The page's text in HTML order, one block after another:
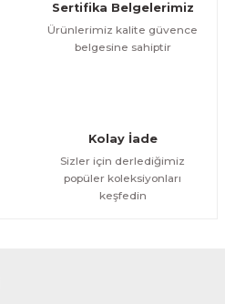
Sertifika Belgelerimiz
Ürünlerimiz kalite güvence
belgesine sahiptir
Kolay İade
Sizler için derlediğimiz
popüler koleksiyonları
keşfedin